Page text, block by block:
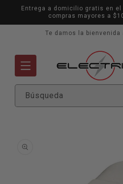
directamente
al contenido
Entrega a domicilio gratis en
compras mayores a
Te damos la
Búsqueda
información